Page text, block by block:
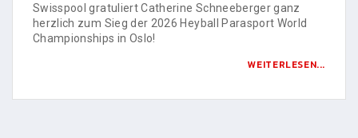
Swisspool gratuliert Catherine Schneeberger ganz
herzlich zum Sieg der 2026 Heyball Parasport World
Championships in Oslo!
WEITERLESEN...